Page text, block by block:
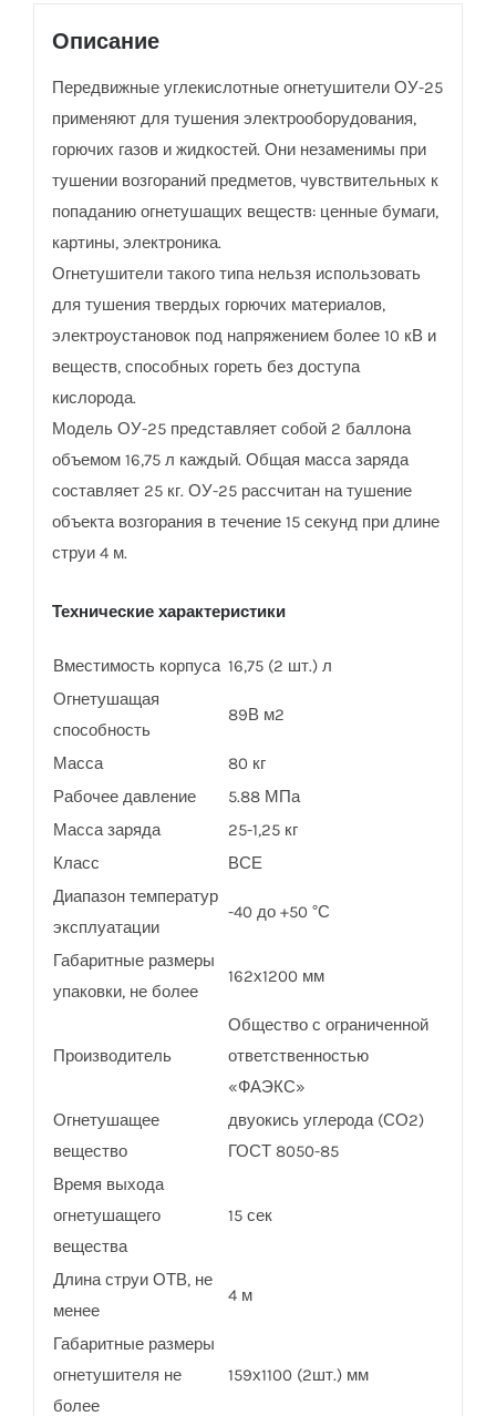
Описание
Передвижные углекислотные огнетушители ОУ-25
применяют для тушения электрооборудования,
горючих газов и жидкостей. Они незаменимы при
тушении возгораний предметов, чувствительных к
попаданию огнетушащих веществ: ценные бумаги,
картины, электроника.
Огнетушители такого типа нельзя использовать
для тушения твердых горючих материалов,
электроустановок под напряжением более 10 кВ и
веществ, способных гореть без доступа
кислорода.
Модель ОУ-25 представляет собой 2 баллона
объемом 16,75 л каждый. Общая масса заряда
составляет 25 кг. ОУ-25 рассчитан на тушение
объекта возгорания в течение 15 секунд при длине
струи 4 м.
Технические характеристики
Вместимость корпуса 16,75 (2 шт.) л
Огнетушащая
способность
89В м2
Масса
80 кг
Рабочее давление
5.88 МПа
Масса заряда
25-1,25 кг
Класс
ВСЕ
Диапазон температур
эксплуатации
-40 до +50 °С
Габаритные размеры
упаковки, не более
162х1200 мм
Производитель
Общество с ограниченной
ответственностью
«ФАЭКС»
Огнетушащее
вещество
двуокись углерода (СО2)
ГОСТ 8050-85
Время выхода
огнетушащего
вещества
15 сек
Длина струи ОТВ, не
менее
4 м
Габаритные размеры
огнетушителя не
более
159х1100 (2шт.) мм